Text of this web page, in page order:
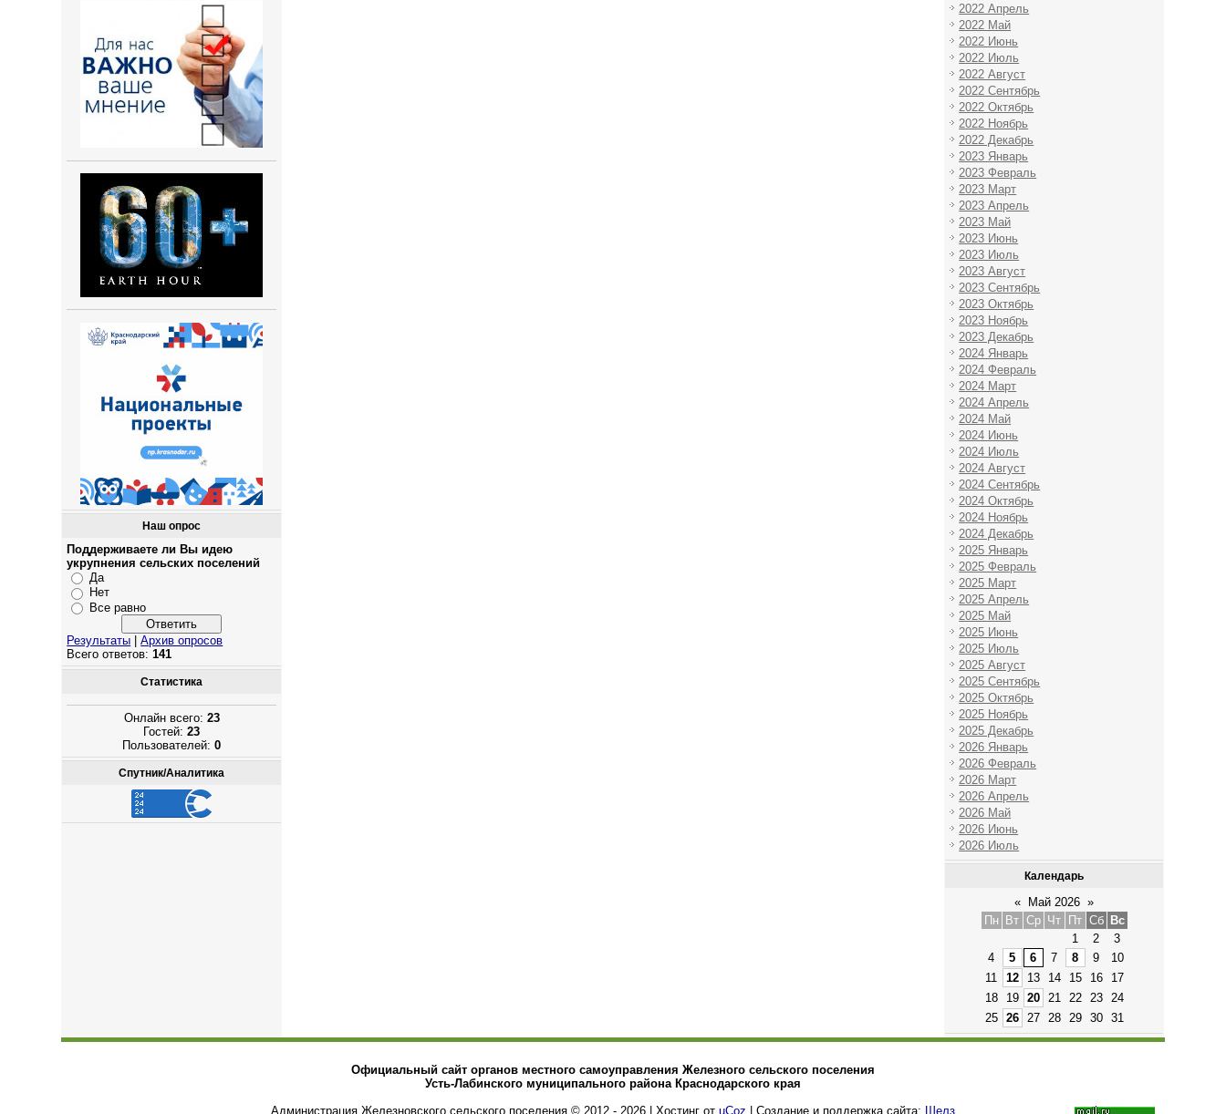
Наш опрос
Поддерживаете ли Вы идею
укрупнения сельских поселений
Да
Нет
Все равно
Результаты |Архив опросов
Всего ответов:141
Статистика
Онлайн всего: 23
Гостей:23
Пользователей:0
Спутник/Аналитика
2022 Апрель
2022 Май
2022 Июнь
2022 Июль
2022 Август
2022 Сентябрь
2022 Октябрь
2022 Ноябрь
2022 Декабрь
2023 Январь
2023 Февраль
2023 Март
2023 Апрель
2023 Май
2023 Июнь
2023 Июль
2023 Август
2023 Сентябрь
2023 Октябрь
2023 Ноябрь
2023 Декабрь
2024 Январь
2024 Февраль
2024 Март
2024 Апрель
2024 Май
2024 Июнь
2024 Июль
2024 Август
2024 Сентябрь
2024 Октябрь
2024 Ноябрь
2024 Декабрь
2025 Январь
2025 Февраль
2025 Март
2025 Апрель
2025 Май
2025 Июнь
2025 Июль
2025 Август
2025 Сентябрь
2025 Октябрь
2025 Ноябрь
2025 Декабрь
2026 Январь
2026 Февраль
2026 Март
2026 Апрель
2026 Май
2026 Июнь
2026 Июль
Календарь
« Май 2026 »
Пн
Вт Ср Чт Пт Сб
Вс
1
2
3
4
5 6 7 8 9
10
11
12 13 14 15 16
17
18
19 20 21 22 23
24
25
26 27 28 29 30 31
Официальный сайт органов местного самоуправления Железного сельского поселения
Усть-Лабинского муниципального района Краснодарского края
Администрация Железновского сельского поселения © 2012 - 2026| Хостинг от uCoz | Создание и поддержка сайта: Шелз